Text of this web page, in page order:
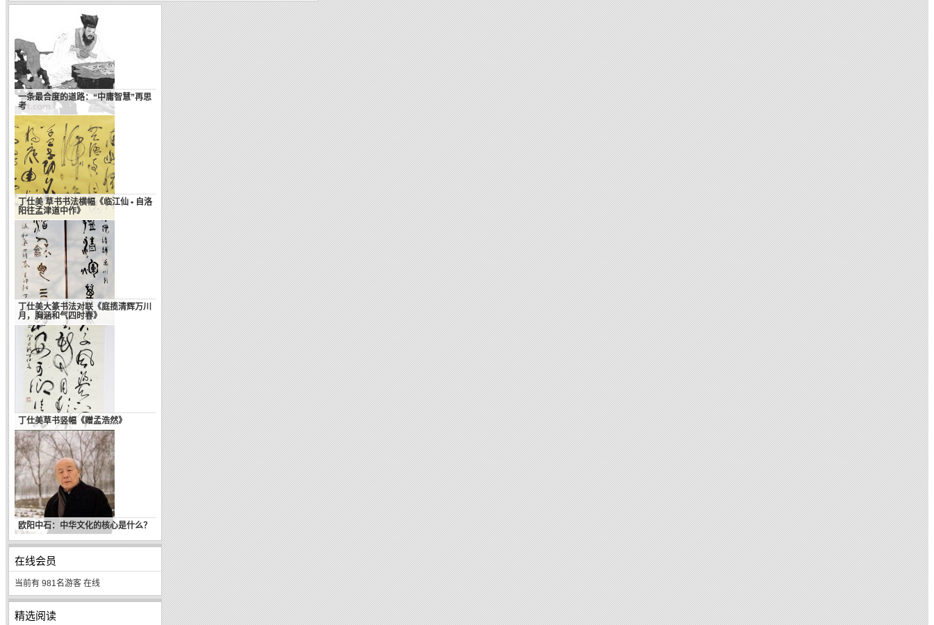
一条最合度的道路：“中庸智慧”再思
考
丁仕美 草书书法横幅《临江仙 • 自洛
阳往孟津道中作》
丁仕美大篆书法对联《庭揽清辉万川
月，胸涵和气四时春》
丁仕美草书竖幅《赠孟浩然》
欧阳中石：中华文化的核心是什么？
在线会员
当前有 981名游客 在线
精选阅读